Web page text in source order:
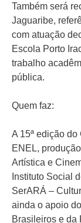
Também será
Jaguaribe,
com atuação
Escola Porto
trabalho
pública.
Quem faz:
A 15ª edição
ENEL,
Artística e
Instituto Social
SerARÁ –
ainda o apoio
Brasileiros e da